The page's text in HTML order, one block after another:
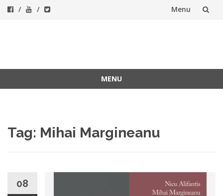
Menu
MENU
Tag: Mihai Margineanu
08